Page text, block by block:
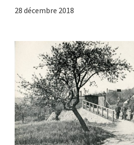
28 décembre 2018